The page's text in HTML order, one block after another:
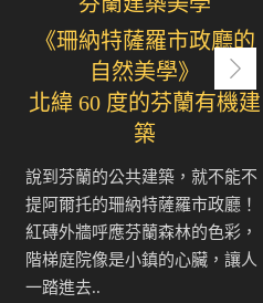
《珊納特薩羅市政廳的
自然美學》
北緯 60 度的芬蘭有機建
築
說到芬蘭的公共建築，就不能不
提阿爾托的珊納特薩羅市政廳！
紅磚外牆呼應芬蘭森林的色彩，
階梯庭院像是小鎮的心臟，讓人
一踏進去..